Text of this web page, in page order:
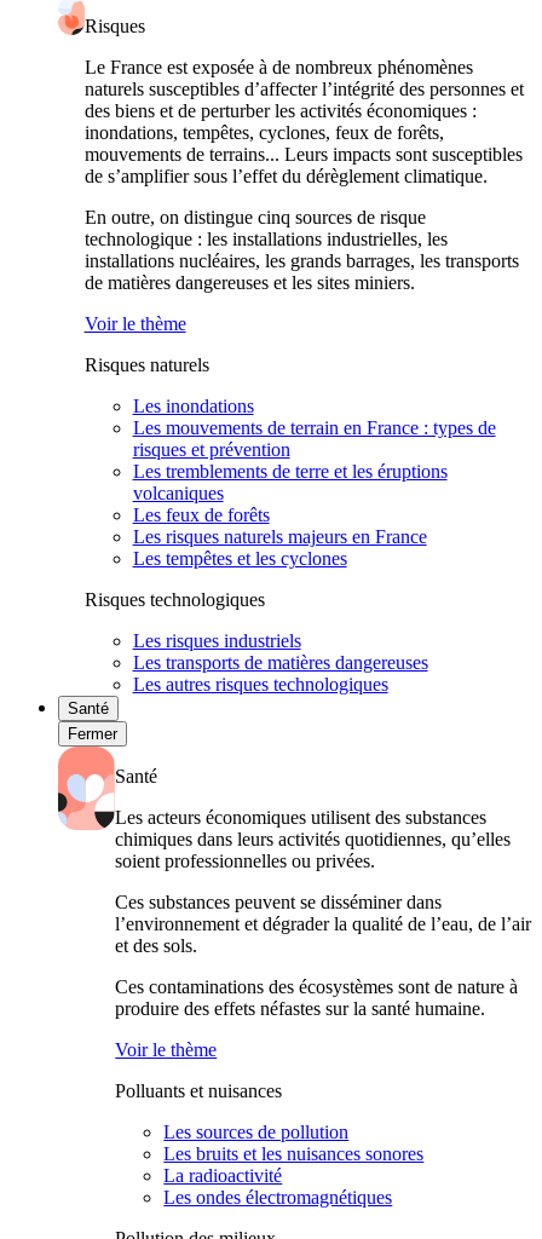
Risques
Le France est exposée à de nombreux phénomènes
naturels susceptibles d’affecter l’intégrité des personnes et
des biens et de perturber les activités économiques :
inondations, tempêtes, cyclones, feux de forêts,
mouvements de terrains... Leurs impacts sont susceptibles
de s’amplifier sous l’effet du dérèglement climatique.
En outre, on distingue cinq sources de risque
technologique : les installations industrielles, les
installations nucléaires, les grands barrages, les transports
de matières dangereuses et les sites miniers.
Voir le thème
Risques naturels
Les inondations
Les mouvements de terrain en France : types de
risques et prévention
Les tremblements de terre et les éruptions
volcaniques
Les feux de forêts
Les risques naturels majeurs en France
Les tempêtes et les cyclones
Risques technologiques
Les risques industriels
Les transports de matières dangereuses
Les autres risques technologiques
Santé
Fermer
Santé
Les acteurs économiques utilisent des substances
chimiques dans leurs activités quotidiennes, qu’elles
soient professionnelles ou privées.
Ces substances peuvent se disséminer dans
l’environnement et dégrader la qualité de l’eau, de l’air
et des sols.
Ces contaminations des écosystèmes sont de nature à
produire des effets néfastes sur la santé humaine.
Voir le thème
Polluants et nuisances
Les sources de pollution
Les bruits et les nuisances sonores
La radioactivité
Les ondes électromagnétiques